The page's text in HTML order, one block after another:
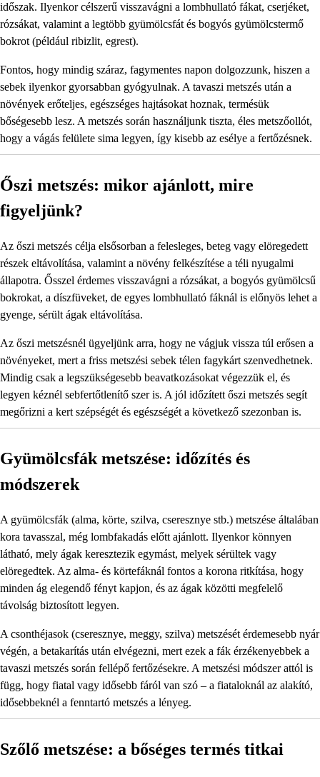
időszak. Ilyenkor célszerű visszavágni a lombhullató fákat, cserjéket,
rózsákat, valamint a legtöbb gyümölcsfát és bogyós gyümölcstermő
bokrot (például ribizlit, egrest).
Fontos, hogy mindig száraz, fagymentes napon dolgozzunk, hiszen a
sebek ilyenkor gyorsabban gyógyulnak. A tavaszi metszés után a
növények erőteljes, egészséges hajtásokat hoznak, termésük
bőségesebb lesz. A metszés során használjunk tiszta, éles metszőollót,
hogy a vágás felülete sima legyen, így kisebb az esélye a fertőzésnek.
Őszi metszés: mikor ajánlott, mire
figyeljünk?
Az őszi metszés célja elsősorban a felesleges, beteg vagy elöregedett
részek eltávolítása, valamint a növény felkészítése a téli nyugalmi
állapotra. Ősszel érdemes visszavágni a rózsákat, a bogyós gyümölcsű
bokrokat, a díszfüveket, de egyes lombhullató fáknál is előnyös lehet a
gyenge, sérült ágak eltávolítása.
Az őszi metszésnél ügyeljünk arra, hogy ne vágjuk vissza túl erősen a
növényeket, mert a friss metszési sebek télen fagykárt szenvedhetnek.
Mindig csak a legszükségesebb beavatkozásokat végezzük el, és
legyen kéznél sebfertőtlenítő szer is. A jól időzített őszi metszés segít
megőrizni a kert szépségét és egészségét a következő szezonban is.
Gyümölcsfák metszése: időzítés és
módszerek
A gyümölcsfák (alma, körte, szilva, cseresznye stb.) metszése általában
kora tavasszal, még lombfakadás előtt ajánlott. Ilyenkor könnyen
látható, mely ágak keresztezik egymást, melyek sérültek vagy
elöregedtek. Az alma- és körtefáknál fontos a korona ritkítása, hogy
minden ág elegendő fényt kapjon, és az ágak közötti megfelelő
távolság biztosított legyen.
A csonthéjasok (cseresznye, meggy, szilva) metszését érdemesebb nyár
végén, a betakarítás után elvégezni, mert ezek a fák érzékenyebbek a
tavaszi metszés során fellépő fertőzésekre. A metszési módszer attól is
függ, hogy fiatal vagy idősebb fáról van szó – a fiataloknál az alakító,
idősebbeknél a fenntartó metszés a lényeg.
Szőlő metszése: a bőséges termés titkai